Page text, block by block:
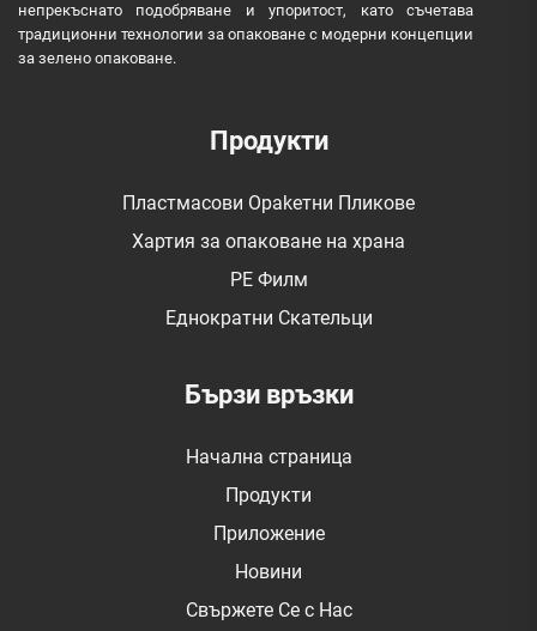
непрекъснато подобряване и упоритост, като съчетава
традиционни технологии за опаковане с модерни концепции
за зелено опаковане.
Продукти
Пластмасови Оpakетни Пликове
Хартия за опаковане на храна
PE Филм
Еднократни Скательци
Бързи връзки
Начална страница
Продукти
Приложение
Новини
Свържете Се с Нас